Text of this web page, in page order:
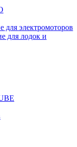
электромоторов
для лодок и